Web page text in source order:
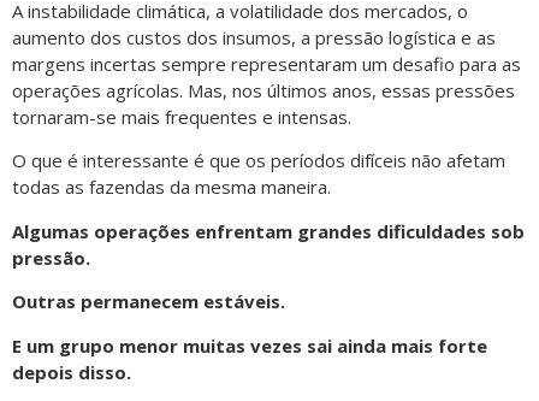
A instabilidade climática, a volatilidade dos mercados, o
aumento dos custos dos insumos, a pressão logística e as
margens incertas sempre representaram um desafio para as
operações agrícolas. Mas, nos últimos anos, essas pressões
tornaram-se mais frequentes e intensas.
O que é interessante é que os períodos difíceis não afetam
todas as fazendas da mesma maneira.
Algumas operações enfrentam grandes dificuldades sob
pressão.
Outras permanecem estáveis.
E um grupo menor muitas vezes sai ainda mais forte
depois disso.